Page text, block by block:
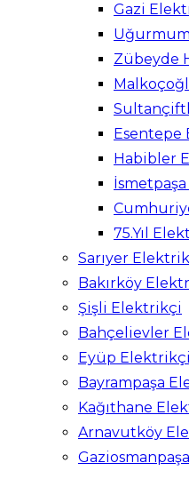
Gazi
Zübeyde
Esentepe
Habibler
75.Yıl
Sarıyer
Bakırköy
Şişli Elektrikçi
Bahçelievler
Eyüp Elektrikçi
Bayrampaşa
Kağıthane
Arnavutköy